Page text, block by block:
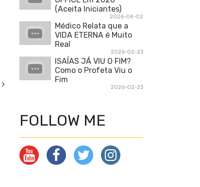
(Aceita Iniciantes)
2026-04-02
Médico Relata que a
VIDA ETERNA é Muito
Real
2026-02-23
ISAÍAS JÁ VIU O FIM?
Como o Profeta Viu o
Fim
2026-02-23
FOLLOW ME